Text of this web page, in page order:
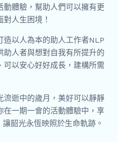
體驗，幫助人們可以擁有更
人生困境！
造以人為本的助人工作者NLP
人者與想對自我有所提升的
以安心好好成長，建構所需
流逝中的歲月，美好可以靜靜
在一期一會的活動體驗中，享
韶光永恆映照於生命軌跡。